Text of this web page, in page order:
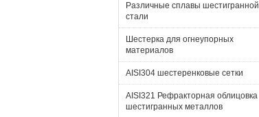
Различные сплавы шестигранной
стали
Шестерка для огнеупорных
материалов
AISI304 шестеренковые сетки
AISI321 Рефракторная облицовка
шестигранных металлов